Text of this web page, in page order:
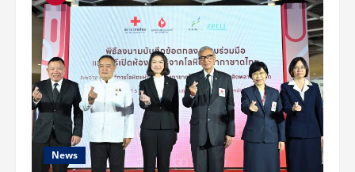
News